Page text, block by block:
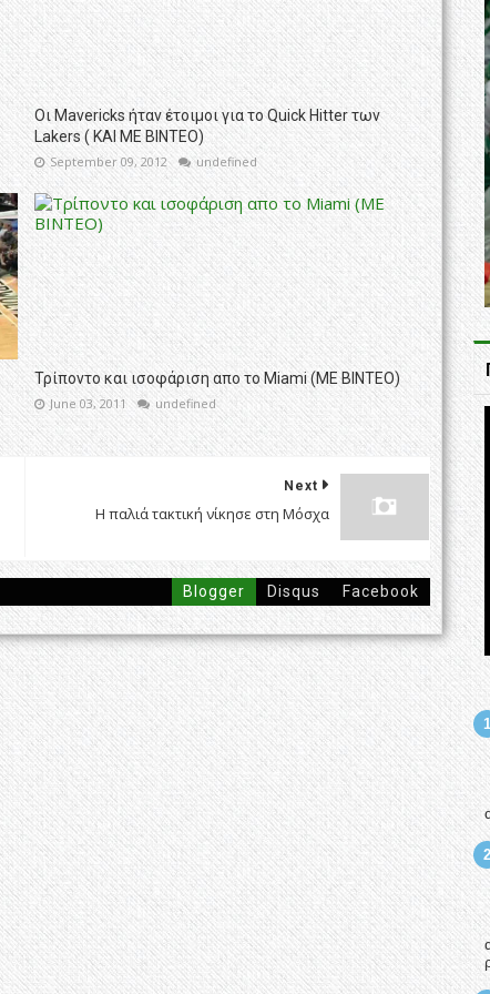
Οι Mavericks ήταν έτοιμοι για το Quick Hitter των
Lakers ( ΚΑΙ ΜΕ ΒΙΝΤΕΟ)
September 09, 2012 undefined
Τρίποντο και ισοφάριση απο το Miami (ME BINTEO)
June 03, 2011 undefined
Next
Η παλιά τακτική νίκησε στη Μόσχα
Blogger Disqus Facebook